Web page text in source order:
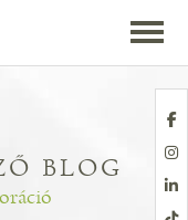
BLOG